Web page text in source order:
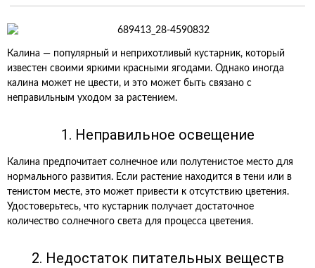
Калина — популярный и неприхотливый кустарник, который
известен своими яркими красными ягодами. Однако иногда
калина может не цвести, и это может быть связано с
неправильным уходом за растением.
1. Неправильное освещение
Калина предпочитает солнечное или полутенистое место для
нормального развития. Если растение находится в тени или в
тенистом месте, это может привести к отсутствию цветения.
Удостоверьтесь, что кустарник получает достаточное
количество солнечного света для процесса цветения.
2. Недостаток питательных веществ